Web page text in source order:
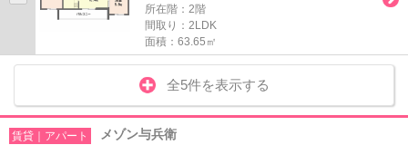
所在階：2階
間取り：2LDK
面積：63.65㎡
全5件を表示する
賃貸｜アパート メゾン与兵衛